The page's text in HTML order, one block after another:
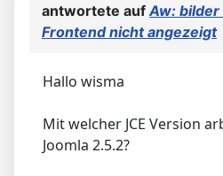
antwortete auf Aw:
Frontend nicht angezeigt
Hallo wisma
Mit welcher JCE Version
Joomla 2.5.2?